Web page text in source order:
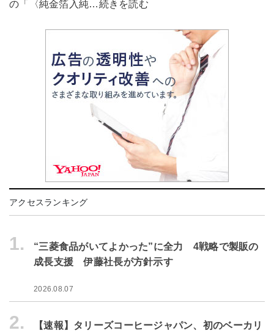
の「〈純金箔入純…続きを読む
アクセスランキング
1.
“三菱食品がいてよかった”に全力 4戦略で製販の
成長支援 伊藤社長が方針示す
2026.08.07
2.
【速報】タリーズコーヒージャパン、初のベーカリ